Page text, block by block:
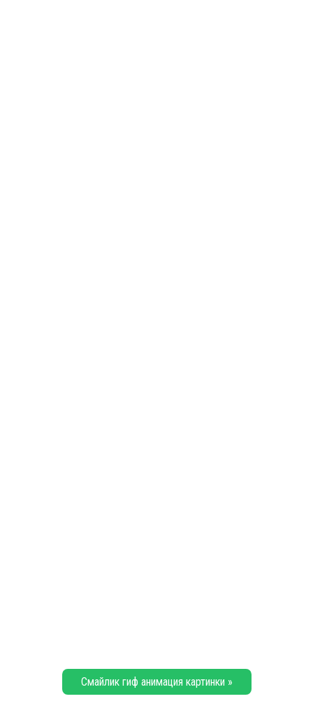
Смайлик гиф анимация картинки »